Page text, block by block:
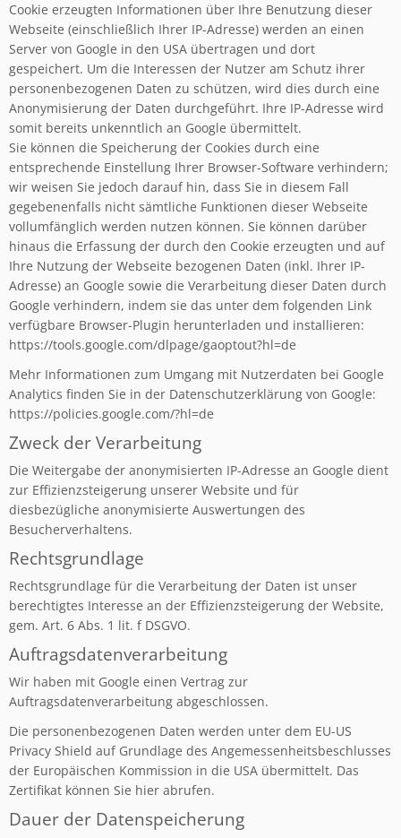
Cookie erzeugten Informationen über Ihre Benutzung dieser
Webseite (einschließlich Ihrer IP-Adresse) werden an einen
Server von Google in den USA übertragen und dort
gespeichert. Um die Interessen der Nutzer am Schutz ihrer
personenbezogenen Daten zu schützen, wird dies durch eine
Anonymisierung der Daten durchgeführt. Ihre IP-Adresse wird
somit bereits unkenntlich an Google übermittelt.
Sie können die Speicherung der Cookies durch eine
entsprechende Einstellung Ihrer Browser-Software verhindern;
wir weisen Sie jedoch darauf hin, dass Sie in diesem Fall
gegebenenfalls nicht sämtliche Funktionen dieser Webseite
vollumfänglich werden nutzen können. Sie können darüber
hinaus die Erfassung der durch den Cookie erzeugten und auf
Ihre Nutzung der Webseite bezogenen Daten (inkl. Ihrer IP-
Adresse) an Google sowie die Verarbeitung dieser Daten durch
Google verhindern, indem sie das unter dem folgenden Link
verfügbare Browser-Plugin herunterladen und installieren:
https://tools.google.com/dlpage/gaoptout?hl=de
Mehr Informationen zum Umgang mit Nutzerdaten bei Google
Analytics finden Sie in der Datenschutzerklärung von Google:
https://policies.google.com/?hl=de
Zweck der Verarbeitung
Die Weitergabe der anonymisierten IP-Adresse an Google dient
zur Effizienzsteigerung unserer Website und für
diesbezügliche anonymisierte Auswertungen des
Besucherverhaltens.
Rechtsgrundlage
Rechtsgrundlage für die Verarbeitung der Daten ist unser
berechtigtes Interesse an der Effizienzsteigerung der Website,
gem. Art. 6 Abs. 1 lit. f DSGVO.
Auftragsdatenverarbeitung
Wir haben mit Google einen Vertrag zur
Auftragsdatenverarbeitung abgeschlossen.
Die personenbezogenen Daten werden unter dem EU-US
Privacy Shield auf Grundlage des Angemessenheitsbeschlusses
der Europäischen Kommission in die USA übermittelt. Das
Zertifikat können Sie hier abrufen.
Dauer der Datenspeicherung